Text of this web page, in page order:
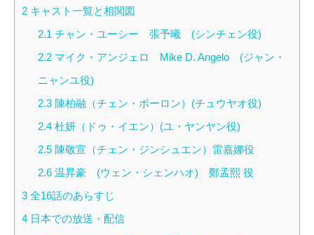
2 キャスト一覧と相関図
2.1 チャン・ユーシー 張予曦 (シンチェン役)
2.2マイク・アンジェロ Mike D. Angelo (ジャン・
ニャンユ役)
2.3陳柏融（チェン・ボーロン）(チュウヤオ役)
2.4杜妍（ドゥ・イエン）(ユ・ヤンヤン役)
2.5陳敬宣（チェン・ジンシュエン）雷嘉娜役
2.6温昇豪 (ウェン・シェンハオ) 鄭孟熙 役
3 全16話のあらすじ
4 日本での放送・配信